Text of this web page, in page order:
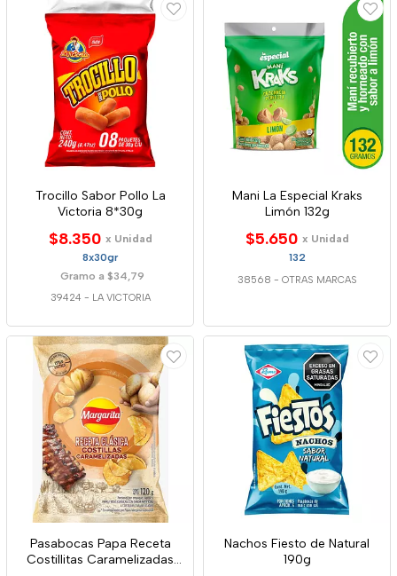
Trocillo Sabor Pollo La
Victoria 8*30g
$8.350 x Unidad
8x30gr
Gramo a $34,79
39424 - LA VICTORIA
Mani La Especial Kraks
Limón 132g
$5.650 x Unidad
132
38568 - OTRAS MARCAS
Pasabocas Papa Receta
Costillitas Caramelizadas
Nachos Fiesto de Natural
190g